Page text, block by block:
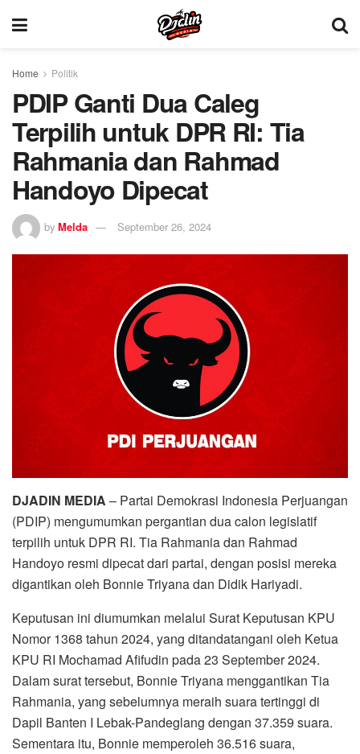
Home Politik
PDIP Ganti Dua Caleg
Terpilih untuk DPR RI: Tia
Rahmania dan Rahmad
Handoyo Dipecat
by Melda September 26, 2024
DJADIN MEDIA – Partai Demokrasi Indonesia Perjuangan
(PDIP) mengumumkan pergantian dua calon legislatif
terpilih untuk DPR RI. Tia Rahmania dan Rahmad
Handoyo resmi dipecat dari partai, dengan posisi mereka
digantikan oleh Bonnie Triyana dan Didik Hariyadi.
Keputusan ini diumumkan melalui Surat Keputusan KPU
Nomor 1368 tahun 2024, yang ditandatangani oleh Ketua
KPU RI Mochamad Afifudin pada 23 September 2024.
Dalam surat tersebut, Bonnie Triyana menggantikan Tia
Rahmania, yang sebelumnya meraih suara tertinggi di
Dapil Banten I Lebak-Pandeglang dengan 37.359 suara.
Sementara itu, Bonnie memperoleh 36.516 suara,